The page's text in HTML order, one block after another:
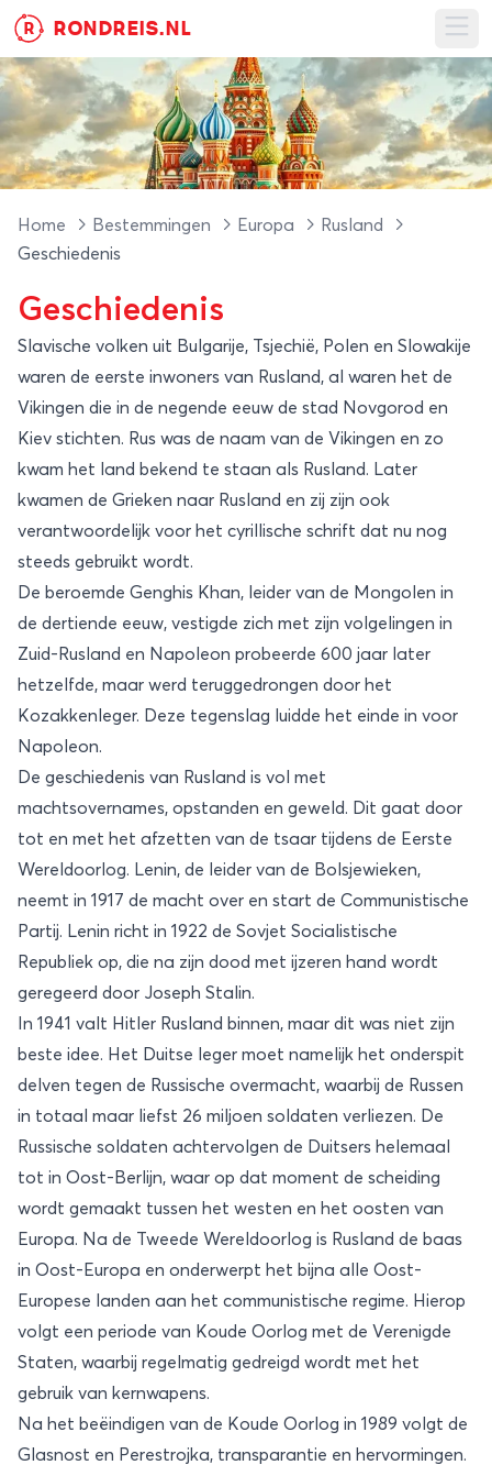
R RONDREIS.NL
Home Bestemmingen Europa
Rusland
Geschiedenis
Geschiedenis
Slavische volken uit Bulgarije, Tsjechië, Polen en Slowakije
waren de eerste inwoners van Rusland, al waren het de
Vikingen die in de negende eeuw de stad Novgorod en
Kiev stichten. Rus was de naam van de Vikingen en zo
kwam het land bekend te staan als Rusland. Later
kwamen de Grieken naar Rusland en zij zijn ook
verantwoordelijk voor het cyrillische schrift dat nu nog
steeds gebruikt wordt.
De beroemde Genghis Khan, leider van de Mongolen in
de dertiende eeuw, vestigde zich met zijn volgelingen in
Zuid-Rusland en Napoleon probeerde 600 jaar later
hetzelfde, maar werd teruggedrongen door het
Kozakkenleger. Deze tegenslag luidde het einde in voor
Napoleon.
De geschiedenis van Rusland is vol met
machtsovernames, opstanden en geweld. Dit gaat door
tot en met het afzetten van de tsaar tijdens de Eerste
Wereldoorlog. Lenin, de leider van de Bolsjewieken,
neemt in 1917 de macht over en start de Communistische
Partij. Lenin richt in 1922 de Sovjet Socialistische
Republiek op, die na zijn dood met ijzeren hand wordt
geregeerd door Joseph Stalin.
In 1941 valt Hitler Rusland binnen, maar dit was niet zijn
beste idee. Het Duitse leger moet namelijk het onderspit
delven tegen de Russische overmacht, waarbij de Russen
in totaal maar liefst 26 miljoen soldaten verliezen. De
Russische soldaten achtervolgen de Duitsers helemaal
tot in Oost-Berlijn, waar op dat moment de scheiding
wordt gemaakt tussen het westen en het oosten van
Europa. Na de Tweede Wereldoorlog is Rusland de baas
in Oost-Europa en onderwerpt het bijna alle Oost-
Europese landen aan het communistische regime. Hierop
volgt een periode van Koude Oorlog met de Verenigde
Staten, waarbij regelmatig gedreigd wordt met het
gebruik van kernwapens.
Na het beëindigen van de Koude Oorlog in 1989 volgt de
Glasnost en Perestrojka, transparantie en hervormingen.